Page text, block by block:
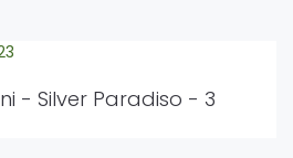
- Silver Paradiso - 3